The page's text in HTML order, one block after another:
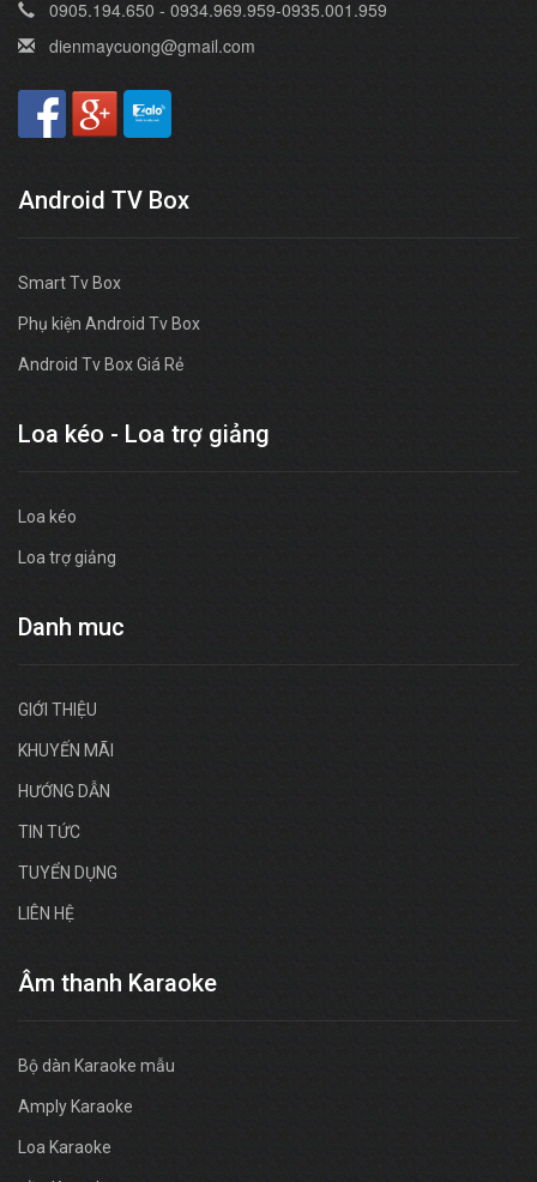
0905.194.650 - 0934.969.959-0935.001.959
dienmaycuong@gmail.com
Android TV Box
Smart Tv Box
Phụ kiện Android Tv Box
Android Tv Box Giá Rẻ
Loa kéo - Loa trợ giảng
Loa kéo
Loa trợ giảng
Danh muc
GIỚI THIỆU
KHUYẾN MÃI
HƯỚNG DẪN
TIN TỨC
TUYỂN DỤNG
LIÊN HỆ
Âm thanh Karaoke
Bộ dàn Karaoke mẫu
Amply Karaoke
Loa Karaoke